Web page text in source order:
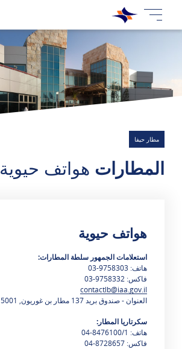
مطار حيفا
المطارات هواتف حيوية
هواتف حيوية
استعلامات الجمهور سلطة المطارات:
هاتف: 9758303-03
فاكس: 9758332-03
contactlb@iaa.gov.il
العنوان - صندوق بريد 137 مطار بن غوريون, 7015001
سكرتاريا المطار:
هاتف: 8476100/1-04
فاكس: 8728657-04